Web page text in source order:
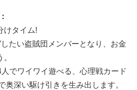
けタイム!
したい盗賊団メンバーとなり、お金
でワイワイ遊べる、心理戦カード
奥深い駆け引きを生み出します。